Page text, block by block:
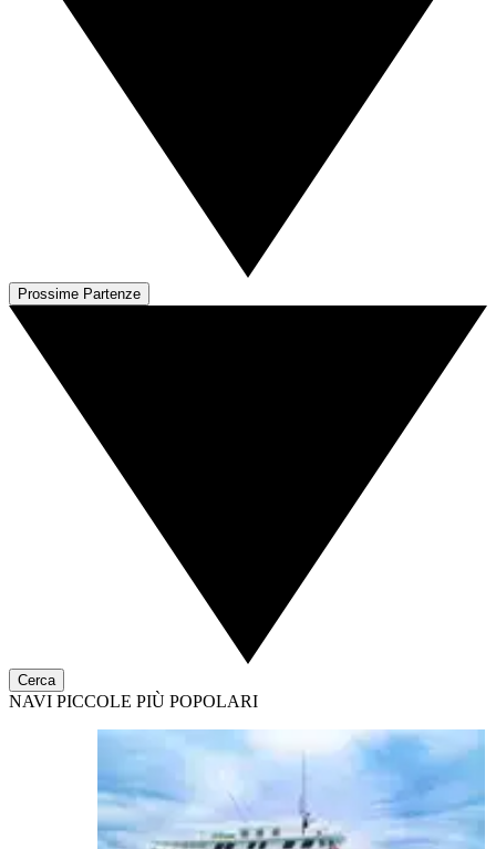
Prossime Partenze
Cerca
NAVI PICCOLE PIÙ POPOLARI